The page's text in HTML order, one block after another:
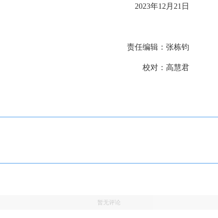
2023年12月21日
责任编辑：张栋钧
校对：高慧君
暂无评论